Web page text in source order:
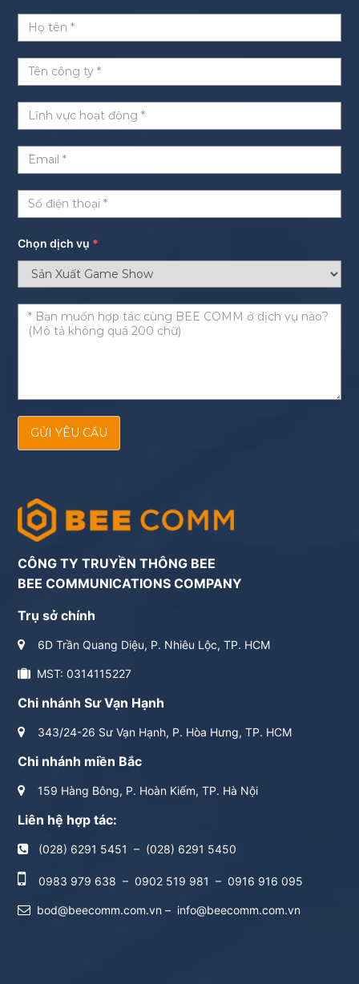
Chọn dịch vụ *
GỬI YÊU CẦU
CÔNG TY TRUYỀN THÔNG BEE
BEE COMMUNICATIONS COMPANY
Trụ sở chính
6D Trần Quang Diệu, P. Nhiêu Lộc, TP. HCM
MST: 0314115227
Chi nhánh Sư Vạn Hạnh
343/24-26 Sư Vạn Hạnh, P. Hòa Hưng, TP. HCM
Chi nhánh miền Bắc
159 Hàng Bông, P. Hoàn Kiếm, TP. Hà Nội
Liên hệ hợp tác:
(028) 6291 5451 – (028) 6291 5450
0983 979 638 – 0902 519 981 – 0916 916 095
bod@beecomm.com.vn – info@beecomm.com.vn